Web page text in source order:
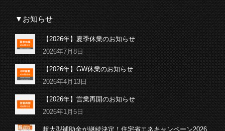
▼お知らせ
【2026年】夏季休業のお知らせ
2026年7月8日
【2026年】GW休業のお知らせ
2026年4月13日
【2026年】営業再開のお知らせ
2026年1月5日
超大型補助金が継続決定！住宅省エネキャンペーン2026